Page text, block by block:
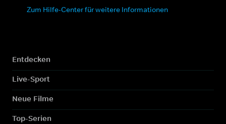
Zum Hilfe-Center für weitere Informationen
Entdecken
Live-Sport
Neue Filme
Top-Serien